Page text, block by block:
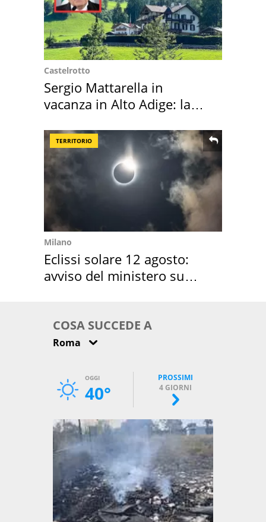
Castelrotto
Sergio Mattarella in
vacanza in Alto Adige: la
TERRITORIO
Milano
Eclissi solare 12 agosto:
avviso del ministero su